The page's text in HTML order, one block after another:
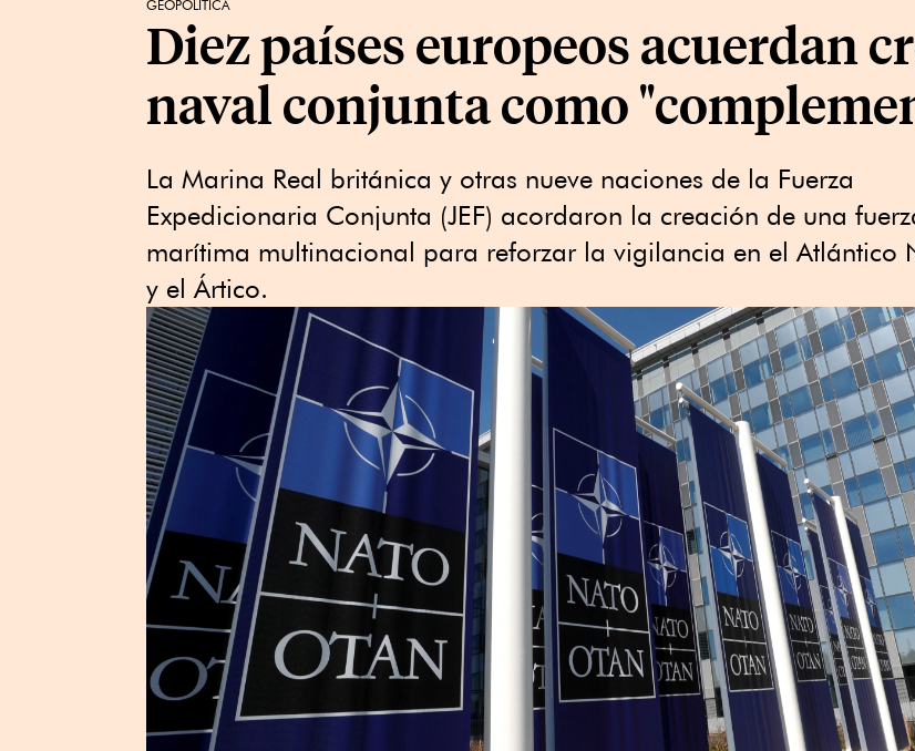
GEOPOLÍTICA
Diez países europeos acuerdan
naval conjunta como
La Marina Real británica y otras nueve naciones de la Fuerza
Expedicionaria Conjunta (JEF) acordaron la creación de una
marítima multinacional para reforzar la vigilancia en el Atlántico
y el Ártico.